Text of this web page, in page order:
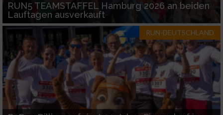
RUN5 TEAMSTAFFEL Hamburg 2026 an beiden
Lauftagen ausverkauft
RUN-DEUTSCHLAND